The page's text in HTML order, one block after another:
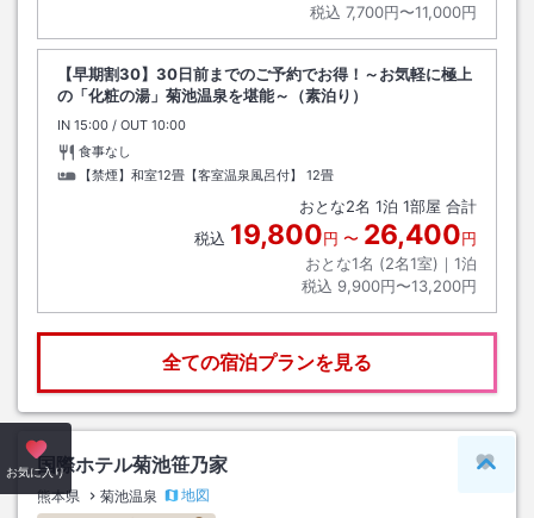
税込 7,700円〜11,000円
【早期割30】30日前までのご予約でお得！～お気軽に極上
の「化粧の湯」菊池温泉を堪能～（素泊り）
IN チェックイン
15:00 / OUT チェックアウト
10:00
食事なし
【禁煙】和室12畳【客室温泉風呂付】
12畳
おとな2名 1泊 1部屋 合計
税込 19,800円 〜 26,400円
おとな1名 (2名1室)｜ 1泊
税込 9,900円〜13,200円
全ての宿泊プランを見る
国際ホテル菊池笹乃家
熊本県 菊池温泉
地図
お気に入り ペー